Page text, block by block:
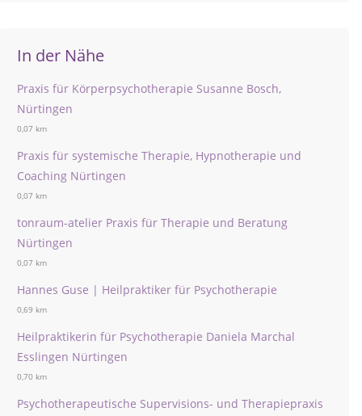
In der Nähe
Praxis für Körperpsychotherapie Susanne Bosch,
Nürtingen
0,07 km
Praxis für systemische Therapie, Hypnotherapie und
Coaching Nürtingen
0,07 km
tonraum-atelier Praxis für Therapie und Beratung
Nürtingen
0,07 km
Hannes Guse | Heilpraktiker für Psychotherapie
0,69 km
Heilpraktikerin für Psychotherapie Daniela Marchal
Esslingen Nürtingen
0,70 km
Psychotherapeutische Supervisions- und Therapiepraxis